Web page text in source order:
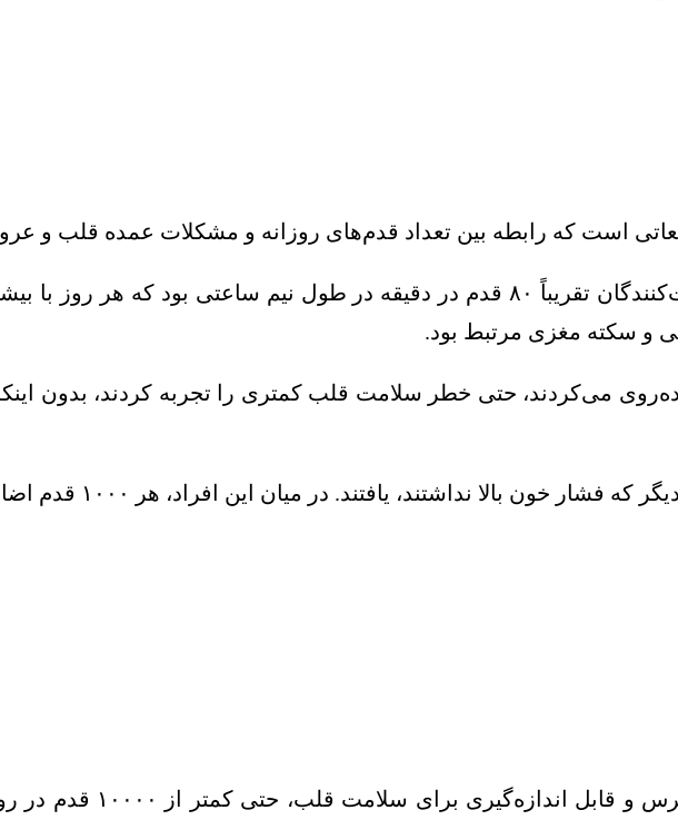
است که رابطه بین تعداد قدم‌های روزانه و مشکلات عمده قلب و
محققان دریافتند که میانگین شدت پیاده‌روی شرکت‌کنندگان تقریباً ۸۰ قدم در دقیقه در طول
می‌کردند، حتی خطر سلامت قلب کمتری را تجربه کردند، بدون
استاماتاکیس گفت: «یافته‌های